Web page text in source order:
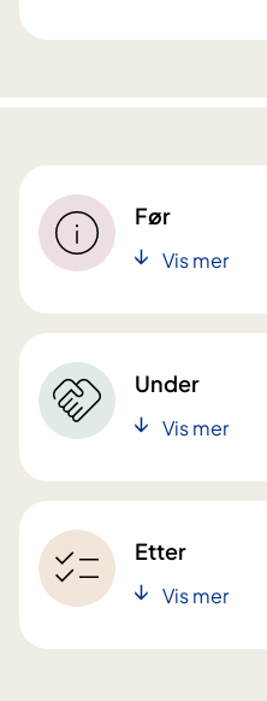
Før
Vis mer
Under
Vis mer
Etter
Vis mer